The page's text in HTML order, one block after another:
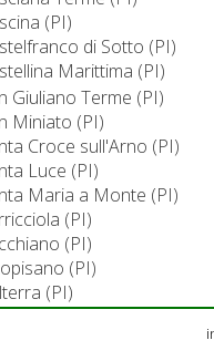
(PI)
di Sotto (PI)
Marittima (PI)
Giuliano Terme (PI)
Miniato (PI)
Croce sull'Arno (PI)
Luce (PI)
Maria a Monte (PI)
(PI)
(PI)
(PI)
(PI)